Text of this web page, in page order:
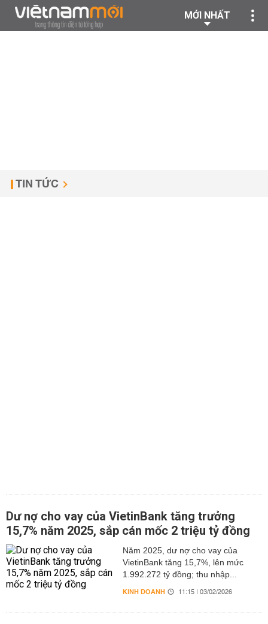
MỚI NHẤT
TIN TỨC
Dư nợ cho vay của VietinBank tăng trưởng
15,7% năm 2025, sắp cán mốc 2 triệu tỷ đồng
Năm 2025, dư nợ cho vay của
VietinBank tăng 15,7%, lên mức
1.992.272 tỷ đồng; thu nhập...
KINH DOANH 11:15 | 03/02/2026